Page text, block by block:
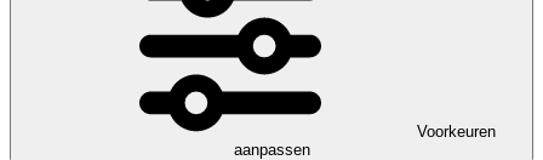
Voorkeuren
aanpassen